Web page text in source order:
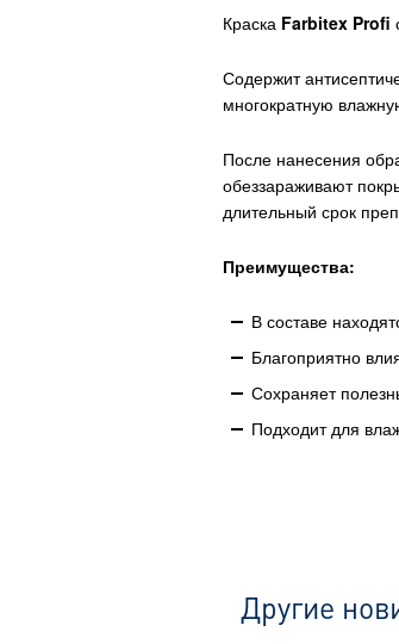
Краска Farbitex Profi
Содержит
многократную
После нанесения
обеззараживают
длительный срок
Преимущества:
В составе
Благоприятно
Сохраняет
Подходит для
Другие